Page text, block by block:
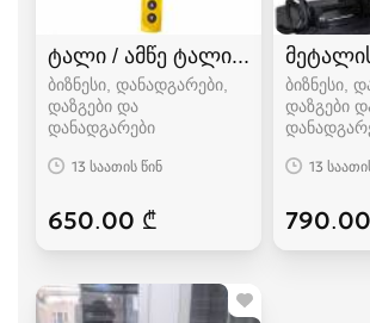
ტალი / ამწე ტალი /
ბიზნესი, დანადგარები,
დაზგები და
დანადგარები
13 საათის წინ
650.00 ₾
ბიზნესი,
დაზგები
13